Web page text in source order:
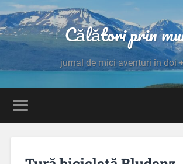
Călători prin
jurnal de mici aventuri în doi